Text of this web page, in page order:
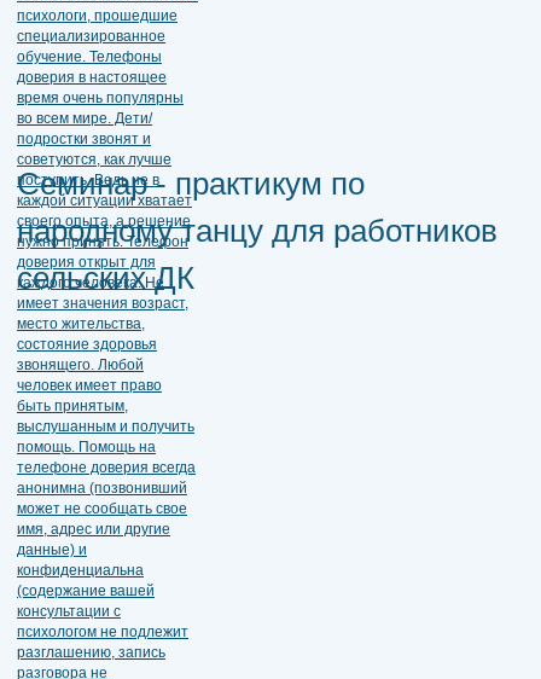
Семинар - практикум по
народному танцу для работников
сельских ДК